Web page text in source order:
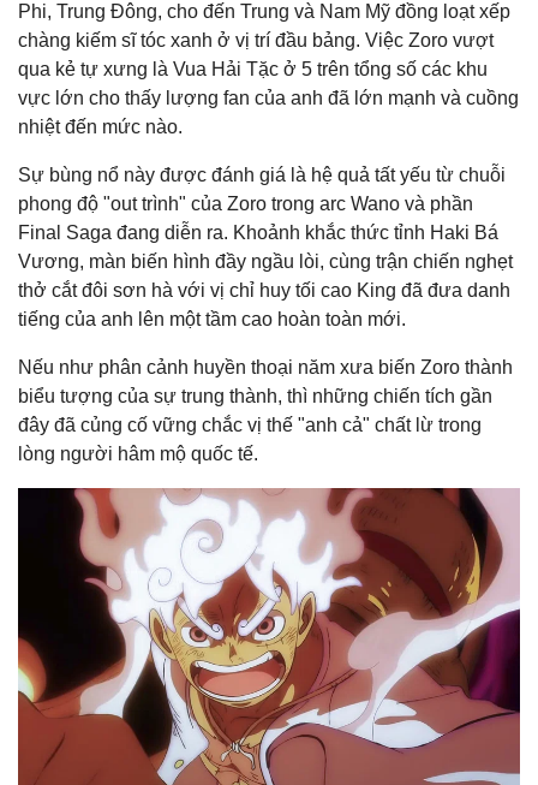
Phi, Trung Đông, cho đến Trung và Nam Mỹ đồng loạt xếp
chàng kiếm sĩ tóc xanh ở vị trí đầu bảng. Việc Zoro vượt
qua kẻ tự xưng là Vua Hải Tặc ở 5 trên tổng số các khu
vực lớn cho thấy lượng fan của anh đã lớn mạnh và cuồng
nhiệt đến mức nào.
Sự bùng nổ này được đánh giá là hệ quả tất yếu từ chuỗi
phong độ "out trình" của Zoro trong arc Wano và phần
Final Saga đang diễn ra. Khoảnh khắc thức tỉnh Haki Bá
Vương, màn biến hình đầy ngầu lòi, cùng trận chiến nghẹt
thở cắt đôi sơn hà với vị chỉ huy tối cao King đã đưa danh
tiếng của anh lên một tầm cao hoàn toàn mới.
Nếu như phân cảnh huyền thoại năm xưa biến Zoro thành
biểu tượng của sự trung thành, thì những chiến tích gần
đây đã củng cố vững chắc vị thế "anh cả" chất lừ trong
lòng người hâm mộ quốc tế.